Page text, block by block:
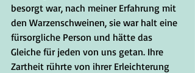
besorgt war, nach meiner Erfahrung mit
den Warzenschweinen, sie war halt eine
fürsorgliche Person und hätte das
Gleiche für jeden von uns getan. Ihre
Zartheit rührte von ihrer Erleichterung